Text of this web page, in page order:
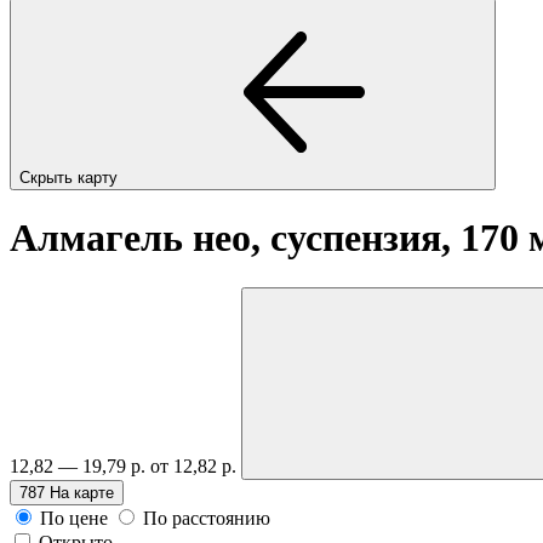
Скрыть карту
Алмагель нео, суспензия, 170
12,82 — 19,79 р. от 12,82 р.
787 На карте
По цене
По расстоянию